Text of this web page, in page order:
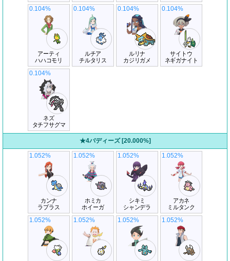
アーティ
ハハコモリ
0.104%
ルチア
チルタリス
0.104%
ルリナ
カジリガメ
0.104%
サイトウ
ネギガナイト
0.104%
ネズ
タチフサグマ
0.104%
★4バディーズ [20.000%]
カンナ
ラプラス
1.052%
ホミカ
ホイーガ
1.052%
シキミ
シャンデラ
1.052%
アカネ
ミルタンク
1.052%
1.052% 1.052% 1.052% 1.052%